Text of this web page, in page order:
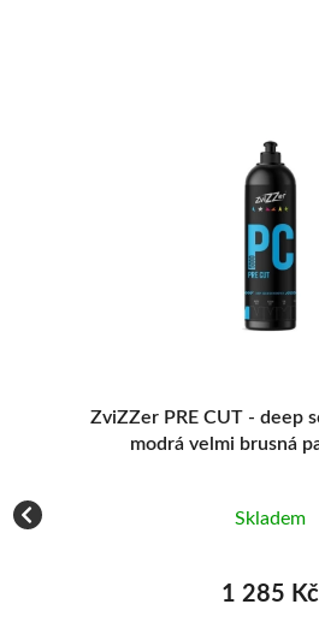
Liquid Elements
Polish Heavy Cut 1000 ml
Skladem
749 Kč